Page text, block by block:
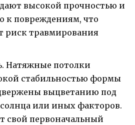
высокой прочностью и
к повреждениям, что
риск травмирования
Натяжные потолки
стабильностью формы
выцветанию под
или иных факторов.
свой первоначальный